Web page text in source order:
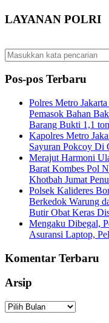
LAYANAN POLRI
Pos-pos Terbaru
Polres Metro
Pemasok Bahan
Barang Bukti 1,1
Kapolres Metro
Sayuran Pokcoy Di
Merajut Harmoni
Barat Kombes Pol
Khotbah Jumat
Polsek Kalideres
Berkedok Warung
Butir Obat Keras
Mengaku Dibegal,
Asuransi Laptop,
Komentar Terbaru
Arsip
Arsip